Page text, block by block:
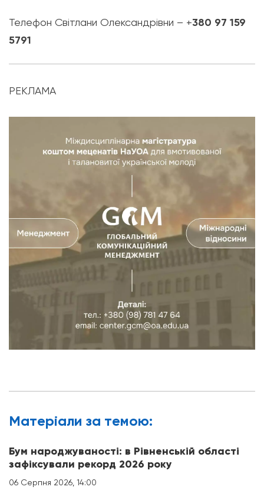
Телефон Світлани Олександрівни – +380 97 159
5791
РЕКЛАМА
Матерiали за темою:
Бум народжуваності: в Рівненській області
зафіксували рекорд 2026 року
06 Серпня 2026, 14:00